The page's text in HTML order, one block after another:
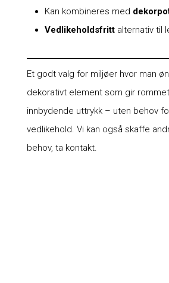
Kan kombineres med
Vedlikeholdsfrittalternativ til
Et godt valg for miljøer hvor man
dekorativt element som gir
innbydende uttrykk – uten behov
vedlikehold. Vi kan også skaffe
behov, ta kontakt.